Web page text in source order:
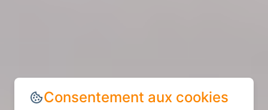
Consentement aux cookies